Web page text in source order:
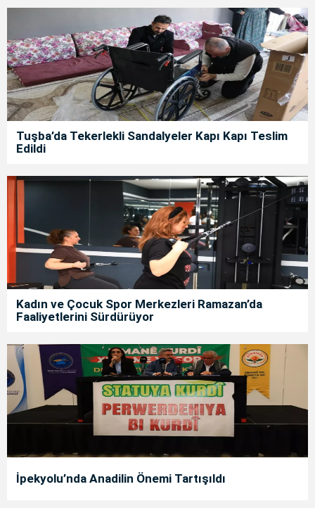
Tuşba’da Tekerlekli Sandalyeler Kapı Kapı Teslim
Edildi
Kadın ve Çocuk Spor Merkezleri Ramazan’da
Faaliyetlerini Sürdürüyor
İpekyolu’nda Anadilin Önemi Tartışıldı